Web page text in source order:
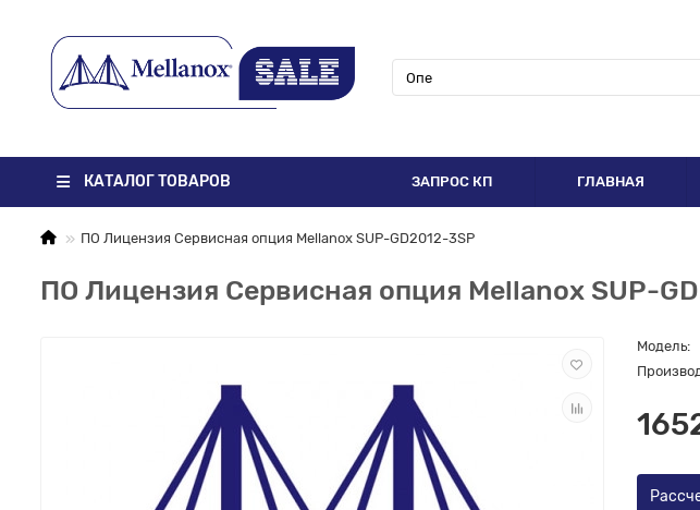
КАТАЛОГ ТОВАРОВ ЗАПРОС КП ГЛАВНАЯ
ПО Лицензия Сервисная опция Mellanox SUP-GD2012-3SP
ПО Лицензия Сервисная опция Mellanox SUP-
Модель: